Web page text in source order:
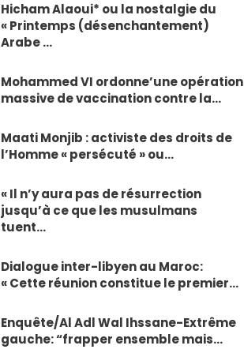
Hicham Alaoui* ou la nostalgie du
« Printemps (désenchantement)
Arabe …
Mohammed VI ordonne’une opération
massive de vaccination contre la…
Maati Monjib : activiste des droits de
l’Homme « persécuté » ou…
« Il n’y aura pas de résurrection
jusqu’à ce que les musulmans
tuent…
Dialogue inter-libyen au Maroc:
« Cette réunion constitue le premier…
Enquête/Al Adl Wal Ihssane-Extrême
gauche: “frapper ensemble mais…